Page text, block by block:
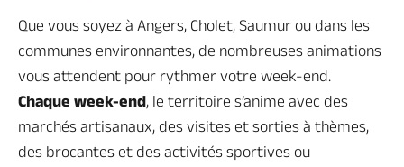
Que vous soyez à Angers, Cholet, Saumur ou dans les
communes environnantes, de nombreuses animations
vous attendent pour rythmer votre week-end.
Chaque week-end, le territoire s’anime avec des
marchés artisanaux, des visites et sorties à thèmes,
des brocantes et des activités sportives ou